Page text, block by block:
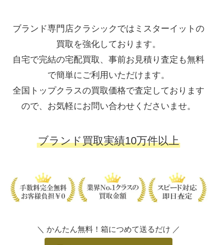
ブランド専門店クラシックではミスターイットの
買取を強化しております。
自宅で完結の宅配買取、事前お見積り査定も無料
で簡単にご利用いただけます。
全国トップクラスの買取価格で査定しております
ので、お気軽にお問い合わせくださいませ。
ブランド買取実績10万件以上
＼ かんたん無料！箱につめて送るだけ ／